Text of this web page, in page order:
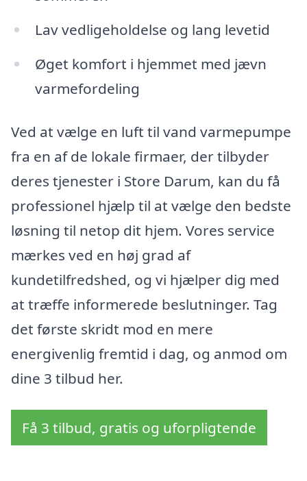
Lav vedligeholdelse og lang levetid
Øget komfort i hjemmet med jævn
varmefordeling
Ved at vælge en luft til vand varmepumpe
fra en af de lokale firmaer, der tilbyder
deres tjenester i Store Darum, kan du få
professionel hjælp til at vælge den bedste
løsning til netop dit hjem. Vores service
mærkes ved en høj grad af
kundetilfredshed, og vi hjælper dig med
at træffe informerede beslutninger. Tag
det første skridt mod en mere
energivenlig fremtid i dag, og anmod om
dine 3 tilbud her.
Få 3 tilbud, gratis og uforpligtende